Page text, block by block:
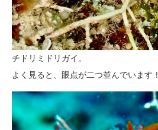
チドリミドリガイ。
よく見ると、眼点が二つ並んでいます！